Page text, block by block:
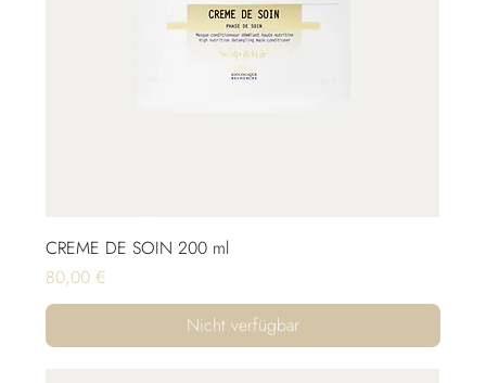
CREME DE SOIN 200 ml
Preis
80,00 €
Nicht verfügbar